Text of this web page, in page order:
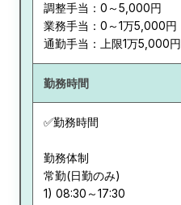
調整手当：0～5,000円
業務手当：0～1万5,000円
通勤手当：上限1万5,000円
勤務時間
✅勤務時間
勤務体制
常勤(日勤のみ)
1) 08:30～17:30